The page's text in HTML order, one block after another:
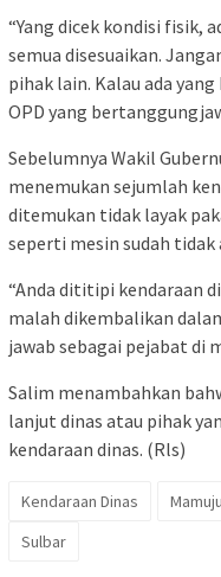
“Yang dicek kondisi fisik,
semua disesuaikan.
pihak lain. Kalau ada
OPD yang
Sebelumnya Wakil
menemukan sejumlah
ditemukan tidak layak
seperti mesin sudah tidak
“Anda dititipi kendaraan
malah dikembalikan
jawab sebagai pejabat di
Salim menambahkan
lanjut dinas atau pihak
kendaraan dinas. (Rls)
Kendaraan Dinas Mamuju
Sulbar